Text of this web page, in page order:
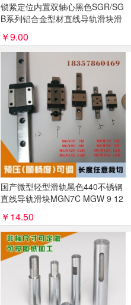
锁紧定位内置双轴心黑色SGR/SG
B系列铝合金型材直线导轨滑块滑
￥9.00
国产微型轻型滑轨黑色440不锈钢
直线导轨滑块MGN7C MGW 9 12
￥14.50